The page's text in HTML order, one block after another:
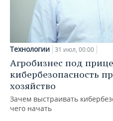
Технологии 31 июл, 00:00
Агробизнес под
кибербезопасность
хозяйство
Зачем выстраивать
чего начать